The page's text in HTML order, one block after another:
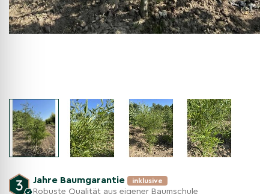
Jahre Baumgarantie inklusive
Robuste Qualität aus eigener Baumschule